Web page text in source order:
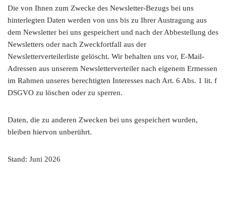
Die von Ihnen zum Zwecke des Newsletter-Bezugs bei uns
hinterlegten Daten werden von uns bis zu Ihrer Austragung aus
dem Newsletter bei uns gespeichert und nach der Abbestellung des
Newsletters oder nach Zweckfortfall aus der
Newsletterverteilerliste gelöscht. Wir behalten uns vor, E-Mail-
Adressen aus unserem Newsletterverteiler nach eigenem Ermessen
im Rahmen unseres berechtigten Interesses nach Art. 6 Abs. 1 lit. f
DSGVO zu löschen oder zu sperren.
Daten, die zu anderen Zwecken bei uns gespeichert wurden,
bleiben hiervon unberührt.
Stand: Juni 2026